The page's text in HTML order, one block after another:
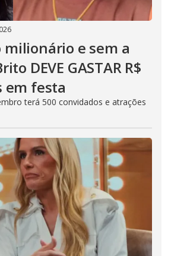
milionário e sem a
DEVE GASTAR R$
em festa
terá 500 convidados e atrações